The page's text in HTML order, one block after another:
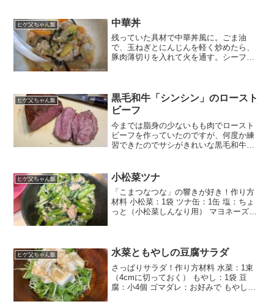
ヒゲ父ちゃん飯 中華丼
残っていた具材で中華丼風に。ごま油
で、玉ねぎとにんじんを軽く炒めたら、
豚肉薄切りを入れて火を通す。シーフー
入れちゃう。水分が無くなら...
ヒゲ父ちゃん飯
黒毛和牛「シンシン」のロースト
ビーフ
今までは脂身の少ないもも肉でロースト
ビーフを作っていたのですが、何度か練
習できたのでサシがきれいな黒毛和牛の
ストビーフになったのですが、子どもた
ちは大喜びで食べていたの...
ヒゲ父ちゃん飯 小松菜ツナ
「こまつなつな」の響きが好き！作り方
材料 小松菜：1袋 ツナ缶：1缶 塩：ちょ
っと（小松菜しんなり用） マヨネーズ：
い、葉...
ヒゲ父ちゃん飯 水菜ともやしの豆腐サラダ
さっぱりサラダ！作り方材料 水菜：1束
（4cmに切っておく） もやし：1袋 豆
腐：小4個 ゴマダレ：お好みで もやしを